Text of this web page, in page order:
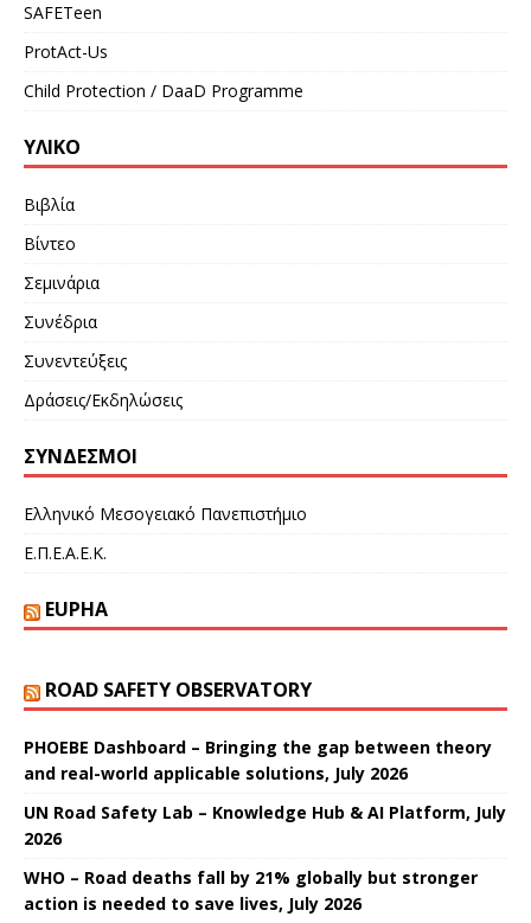
SAFETeen
ProtAct-Us
Child Protection / DaaD Programme
ΥΛΙΚΌ
Βιβλία
Βίντεο
Σεμινάρια
Συνέδρια
Συνεντεύξεις
Δράσεις/Εκδηλώσεις
ΣΎΝΔΕΣΜΟΙ
Ελληνικό Μεσογειακό Πανεπιστήμιο
Ε.Π.Ε.Α.Ε.Κ.
EUPHA
ROAD SAFETY OBSERVATORY
PHOEBE Dashboard – Bringing the gap between theory
and real-world applicable solutions, July 2026
UN Road Safety Lab – Knowledge Hub & AI Platform, July
2026
WHO – Road deaths fall by 21% globally but stronger
action is needed to save lives, July 2026